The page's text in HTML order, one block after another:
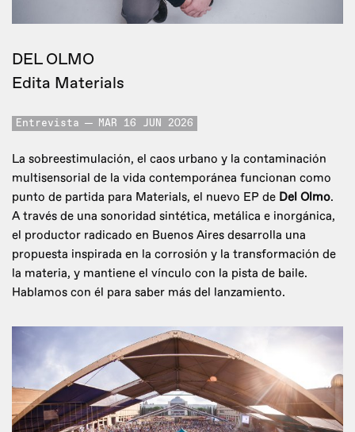
DEL OLMO
Edita Materials
Entrevista MAR 16 JUN 2026
La sobreestimulación, el caos urbano y la contaminación
multisensorial de la vida contemporánea funcionan como
punto de partida para Materials, el nuevo EP de Del Olmo.
A través de una sonoridad sintética, metálica e inorgánica,
el productor radicado en Buenos Aires desarrolla una
propuesta inspirada en la corrosión y la transformación de
la materia, y mantiene el vínculo con la pista de baile.
Hablamos con él para saber más del lanzamiento.